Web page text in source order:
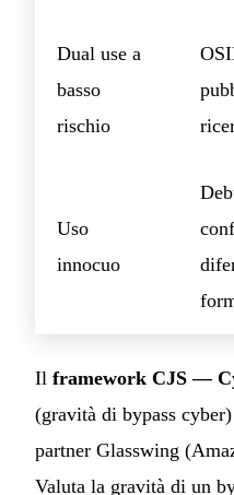
Dual use a
basso
rischio
Uso
innocuo
Il framework CJS —
(gravità di bypass
partner Glasswing
Valuta la gravità di un